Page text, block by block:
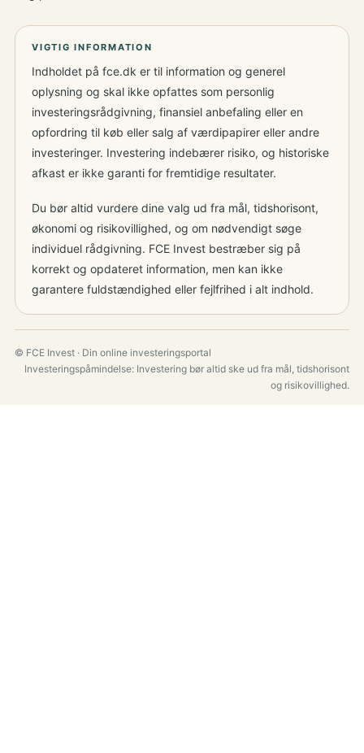
VIGTIG INFORMATION
Indholdet på fce.dk er til information og generel
oplysning og skal ikke opfattes som personlig
investeringsrådgivning, finansiel anbefaling eller en
opfordring til køb eller salg af værdipapirer eller andre
investeringer. Investering indebærer risiko, og historiske
afkast er ikke garanti for fremtidige resultater.
Du bør altid vurdere dine valg ud fra mål, tidshorisont,
økonomi og risikovillighed, og om nødvendigt søge
individuel rådgivning. FCE Invest bestræber sig på
korrekt og opdateret information, men kan ikke
garantere fuldstændighed eller fejlfrihed i alt indhold.
© FCE Invest · Din online investeringsportal
Investeringspåmindelse: Investering bør altid ske ud fra mål, tidshorisont
og risikovillighed.